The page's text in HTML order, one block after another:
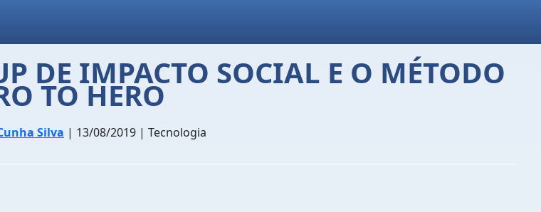
DE IMPACTO SOCIAL E O MÉTODO
TO HERO
Silva | 13/08/2019 | Tecnologia